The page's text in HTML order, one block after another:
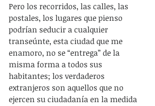
Pero los recorridos, las calles, las
postales, los lugares que pienso
podrían seducir a cualquier
transeúnte, esta ciudad que me
enamoro, no se “entrega” de la
misma forma a todos sus
habitantes; los verdaderos
extranjeros son aquellos que no
ejercen su ciudadanía en la medida